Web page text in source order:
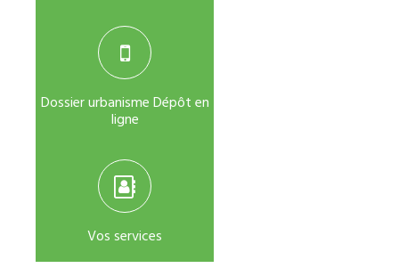
Dossier urbanisme Dépôt en
ligne
Vos services